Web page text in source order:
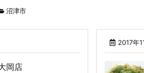
沼津市
岡店
2017年